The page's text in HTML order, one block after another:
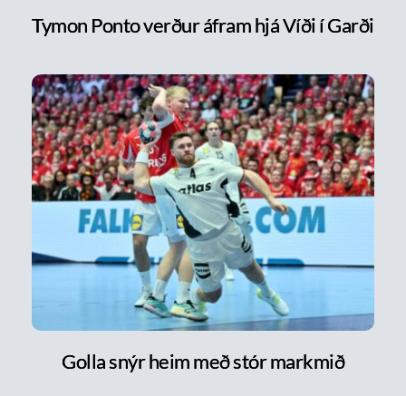
Tymon Ponto verður áfram hjá Víði í Garði
Golla snýr heim með stór markmið